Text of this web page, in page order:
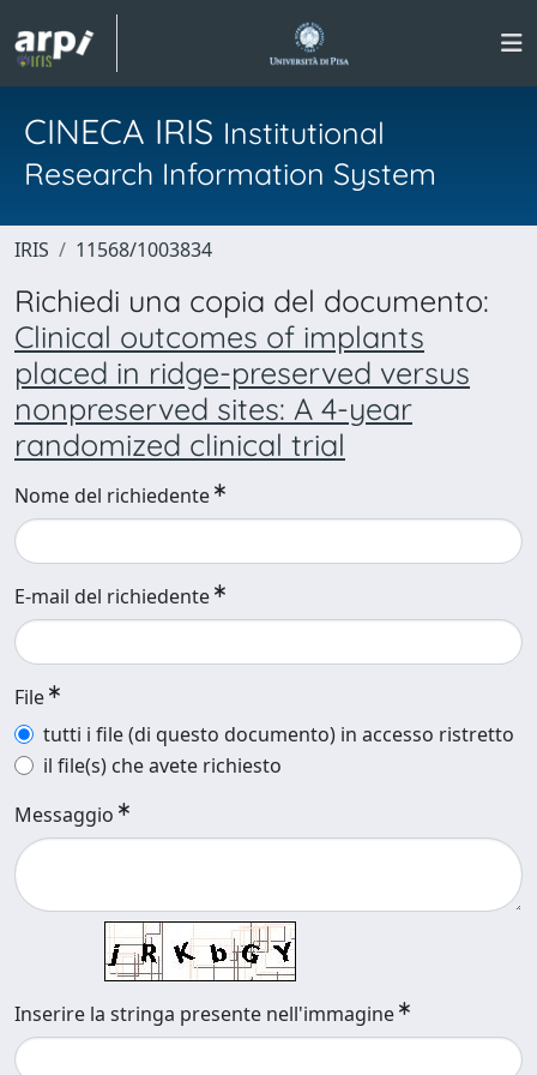
CINECA IRIS Institutional
Research Information System
IRIS 11568/1003834
Richiedi una copia del documento:
Clinical outcomes of implants
placed in ridge-preserved versus
nonpreserved sites: A 4-year
randomized clinical trial
Nome del richiedente
E-mail del richiedente
File
tutti i file (di questo documento) in accesso ristretto
il file(s) che avete richiesto
Messaggio
Inserire la stringa presente nell'immagine